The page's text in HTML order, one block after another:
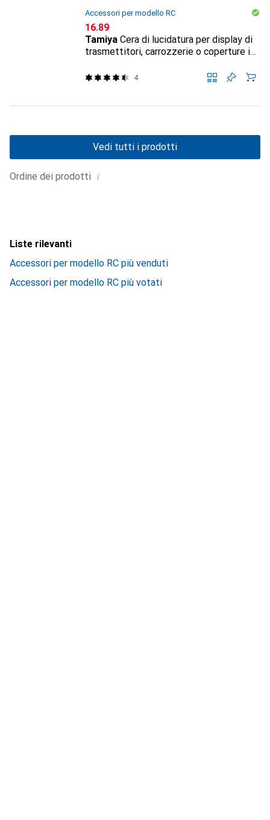
Accessori per modello RC
CHF
16.89
Tamiya Cera di lucidatura per display di
trasmettitori, carrozzerie o coperture in
4
Ordine dei prodotti i
Vedi tutti i prodotti
Liste rilevanti
Accessori per modello RC più venduti
Accessori per modello RC più votati